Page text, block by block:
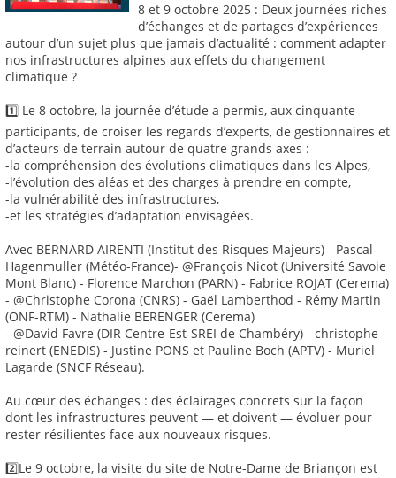
8 et 9 octobre 2025 : Deux journées riches
d’échanges et de partages d’expériences
autour d’un sujet plus que jamais d’actualité : comment adapter
nos infrastructures alpines aux effets du changement
climatique ?
1️⃣ Le 8 octobre, la journée d’étude a permis, aux cinquante
participants, de croiser les regards d’experts, de gestionnaires et
d’acteurs de terrain autour de quatre grands axes :
-la compréhension des évolutions climatiques dans les Alpes,
-l’évolution des aléas et des charges à prendre en compte,
-la vulnérabilité des infrastructures,
-et les stratégies d’adaptation envisagées.
Avec BERNARD AIRENTI (Institut des Risques Majeurs) - Pascal
Hagenmuller (Météo-France)- @François Nicot (Université Savoie
Mont Blanc) - Florence Marchon (PARN) - Fabrice ROJAT (Cerema)
- @Christophe Corona (CNRS) - Gaël Lamberthod - Rémy Martin
(ONF-RTM) - Nathalie BERENGER (Cerema)
- @David Favre (DIR Centre-Est-SREI de Chambéry) - christophe
reinert (ENEDIS) - Justine PONS et Pauline Boch (APTV) - Muriel
Lagarde (SNCF Réseau).
Au cœur des échanges : des éclairages concrets sur la façon
dont les infrastructures peuvent — et doivent — évoluer pour
rester résilientes face aux nouveaux risques.
2️⃣Le 9 octobre, la visite du site de Notre-Dame de Briançon est